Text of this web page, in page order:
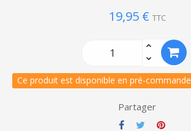
19,95 € TTC
Ce produit est disponible en pré-commande
Partager